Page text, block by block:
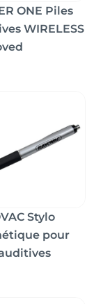
ONE Piles
WIRELESS
Stylo
pour